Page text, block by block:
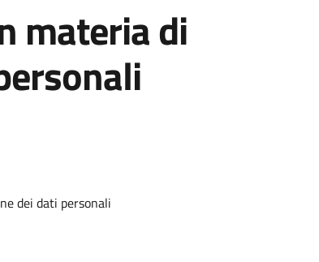
materia di
dei dati personali